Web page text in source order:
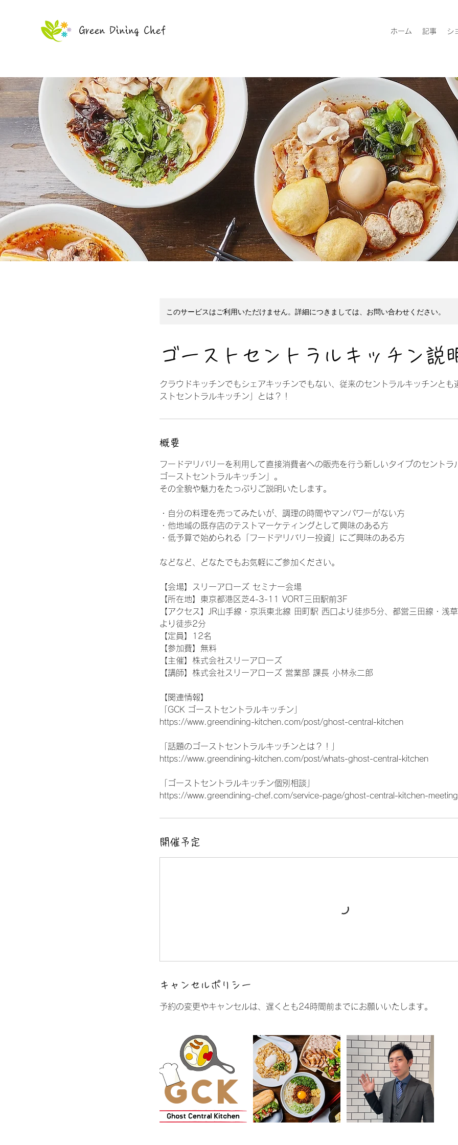
Green Dining Chef ホーム 記事 シ
このサービスはご利用いただけません。詳細につきましては、お問い合わせください。
ゴーストセントラルキッチン説
クラウドキッチンでもシェアキッチンでもない、従来のセントラルキッチンとも
ストセントラルキッチン」とは？！
概要
フードデリバリーを利用して直接消費者への販売を行う新しいタイプのセントラ
ゴーストセントラルキッチン」。
その全貌や魅力をたっぷりご説明いたします。
・自分の料理を売ってみたいが、調理の時間やマンパワーがない方
・他地域の既存店のテストマーケティングとして興味のある方
・低予算で始められる「フードデリバリー投資」にご興味のある方
などなど、どなたでもお気軽にご参加ください。
【会場】スリーアローズ セミナー会場
【所在地】東京都港区芝4-3-11 VORT三田駅前3F
【アクセス】JR山手線・京浜東北線 田町駅 西口より徒歩5分、都営三田線・浅
より徒歩2分
【定員】12名
【参加費】無料
【主催】株式会社スリーアローズ
【講師】株式会社スリーアローズ 営業部 課長 小林永二郎
【関連情報】
「GCK ゴーストセントラルキッチン」
https://www.greendining-kitchen.com/post/ghost-central-kitchen
「話題のゴーストセントラルキッチンとは？！」
https://www.greendining-kitchen.com/post/whats-ghost-central-kitchen
「ゴーストセントラルキッチン個別相談」
https://www.greendining-chef.com/service-page/ghost-central-kitchen-
開催予定
キャンセルポリシー
予約の変更やキャンセルは、遅くとも24時間前までにお願いいたします。